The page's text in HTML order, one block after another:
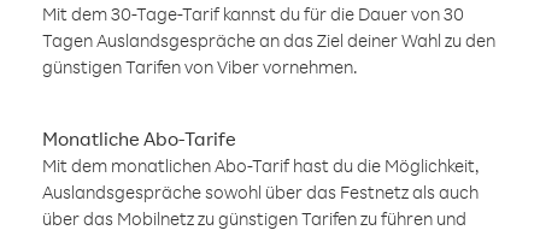
Mit dem 30-Tage-Tarif kannst du für die Dauer von 30
Tagen Auslandsgespräche an das Ziel deiner Wahl zu den
günstigen Tarifen von Viber vornehmen.
Monatliche Abo-Tarife
Mit dem monatlichen Abo-Tarif hast du die Möglichkeit,
Auslandsgespräche sowohl über das Festnetz als auch
über das Mobilnetz zu günstigen Tarifen zu führen und